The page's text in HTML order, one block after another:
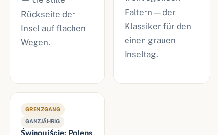
Rückseite der
Insel auf flachen
Wegen.
Faltern — der
Klassiker für den
einen grauen
Inseltag.
GRENZGANG
GANZJÄHRIG
Świnoujście: Polens